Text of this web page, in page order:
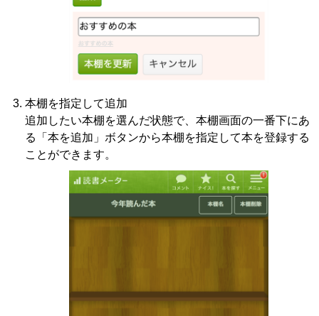
本棚を指定して追加
追加したい本棚を選んだ状態で、本棚画面の一番下にあ
る「本を追加」ボタンから本棚を指定して本を登録する
ことができます。